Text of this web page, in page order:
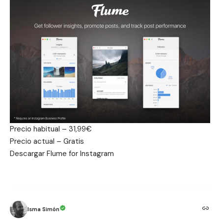
Precio habitual – 31,99€
Precio actual – Gratis
Descargar Flume for Instagram
Isma Simón